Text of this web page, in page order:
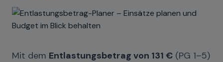
Mit dem Entlastungsbetrag von 131 € (PG 1–5)